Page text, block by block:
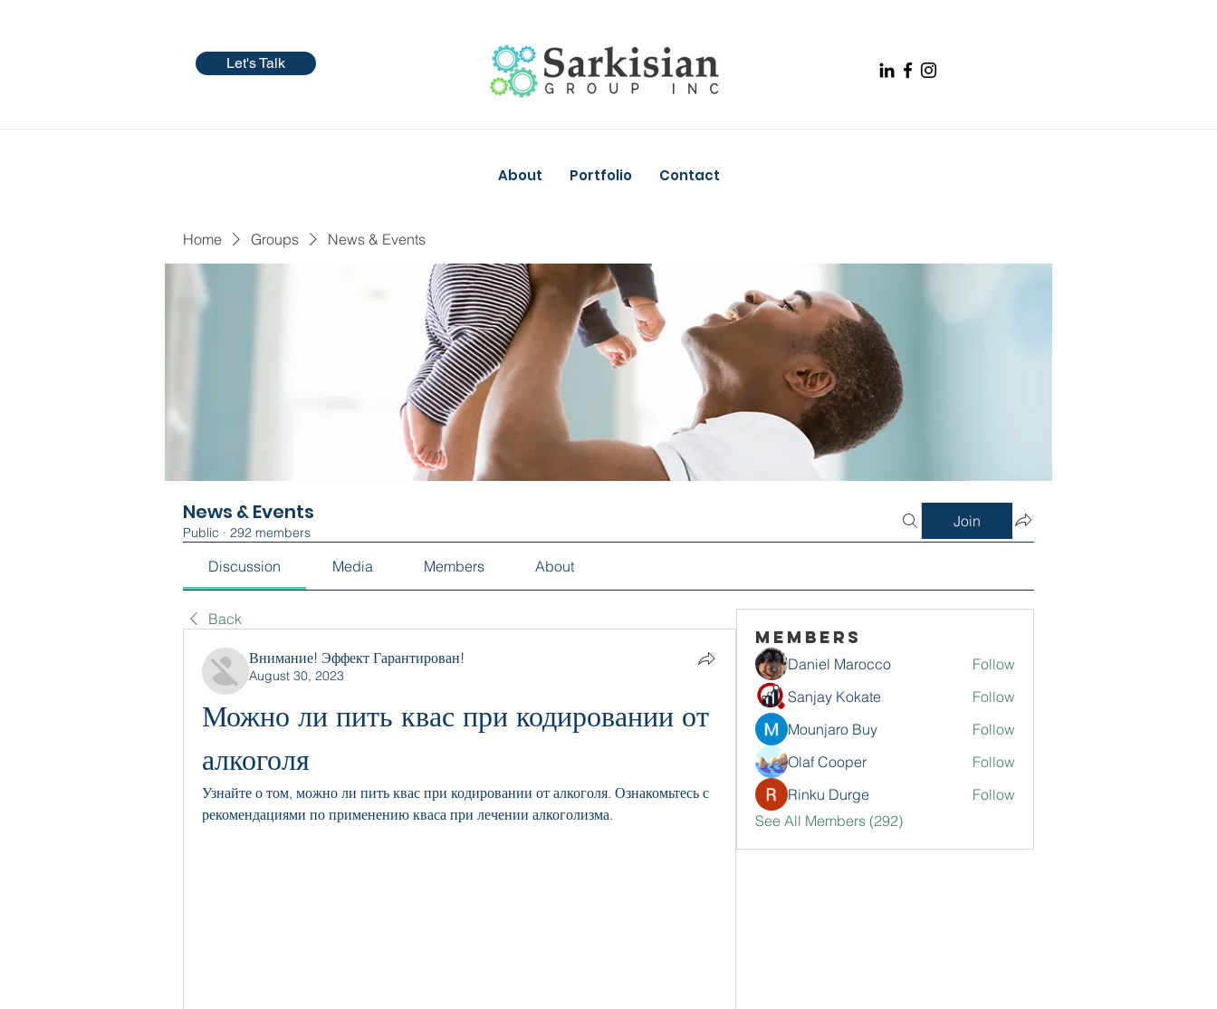
Let's Talk
About Portfolio Contact
Home Groups News & Events
News & Events
Public · 292 members
Join
Discussion Media Members About
Back
Внимание! Эффект Гарантирован!
August 30, 2023
Можно ли пить квас при кодировании от
алкоголя
Узнайте о том, можно ли пить квас при кодировании от алкоголя. Ознакомьтесь с
рекомендациями по применению кваса при лечении алкоголизма.
Members
Daniel Marocco
Follow
Sanjay Kokate
Follow
Mounjaro Buy
Follow
Olaf Cooper
Follow
Rinku Durge
Follow
See All Members (292)